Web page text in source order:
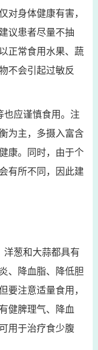
对身体健康有害，
议患者尽量不抽
正常食用水果、蔬
不会引起过敏反
也应谨慎食用。注
为主，多摄入富含
康。同时，由于个
有所不同，因此建
洋葱和大蒜都具有
、降血脂、降低胆
要注意适量食用，
健脾理气、降血
用于治疗食少腹